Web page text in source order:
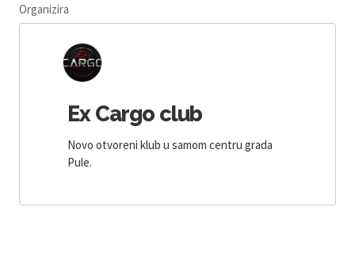
Organizira
Ex Cargo club
Novo otvoreni klub u samom centru grada
Pule.